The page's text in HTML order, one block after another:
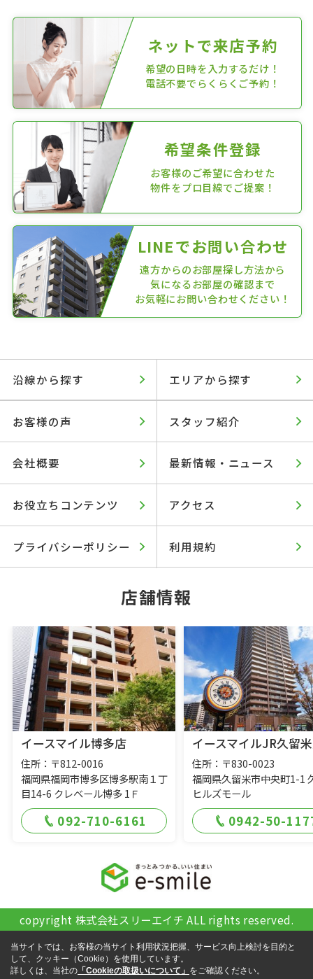
ネットで来店予約
希望の日時を入力するだけ！
電話不要でらくらくご予約！
希望条件登録
お客様のご希望に合わせた
物件をプロ目線でご提案！
LINEでお問い合わせ
遠方からのお部屋探し方法から
気になるお部屋の確認まで
お気軽にお問い合わせください！
沿線から探す エリアから探す
お客様の声 スタッフ紹介
会社概要 最新情報・ニュース
お役立ちコンテンツ アクセス
プライバシーポリシー 利用規約
店舗情報
イースマイル博多店
住所：〒812-0016
福岡県福岡市博多区博多駅南１丁
目14-6 クレベール博多 1Ｆ
092-710-6161
イースマイルJR久留
住所：〒830-0023
福岡県久留米市中央町1-1
ヒルズモール
0942-50-
copyright 株式会社スリーエイチ ALL rights reserved.
当サイトでは、お客様の当サイト利用状況把握、サービス向上検討を目的と
して、クッキー（Cookie）を使用しています。
詳しくは、当社の 「Cookieの取扱いについて」 をご確認ください。